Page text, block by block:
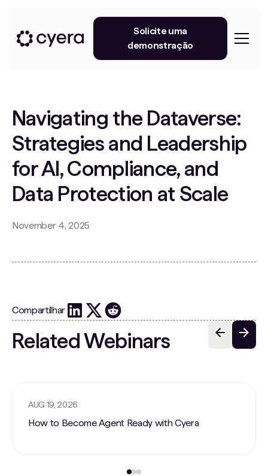
Solicite uma
demonstração
Navigating the Dataverse:
Strategies and Leadership
for AI, Compliance, and
Data Protection at Scale
November 4, 2025
Compartilhar
Related Webinars
AUG 19, 2026
How to Become Agent Ready with Cyera